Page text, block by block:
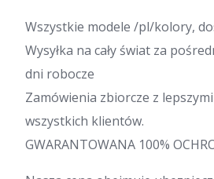
Wszystkie modele /pl/kolory,
Wysyłka na cały świat za
dni robocze
Zamówienia zbiorcze z
wszystkich klientów.
GWARANTOWANA 100%